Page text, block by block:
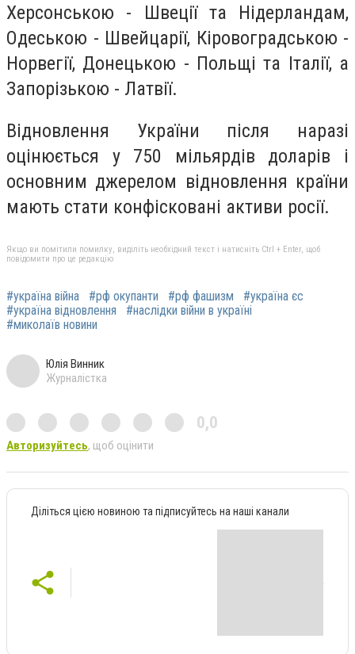
Херсонською - Швеції та Нідерландам,
Одеською - Швейцарії, Кіровоградською -
Норвегії, Донецькою - Польщі та Італії, а
Запорізькою - Латвії.
Відновлення України після наразі
оцінюється у 750 мільярдів доларів і
основним джерелом відновлення країни
мають стати конфісковані активи росії.
Якщо ви помітили помилку, виділіть необхідний текст і натисніть Ctrl + Enter, щоб
повідомити про це редакцію
#україна війна #рф окупанти #рф фашизм
#україна єс
#україна відновлення
#наслідки війни в україні
#миколаїв новини
Юлія Винник
Журналістка
0,0
Авторизуйтесь, щоб оцінити
Діліться цією новиною та підписуйтесь на наші канали